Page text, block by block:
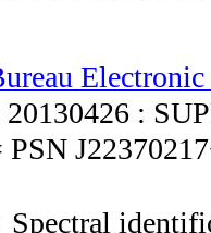
Electronic
:
Spectral